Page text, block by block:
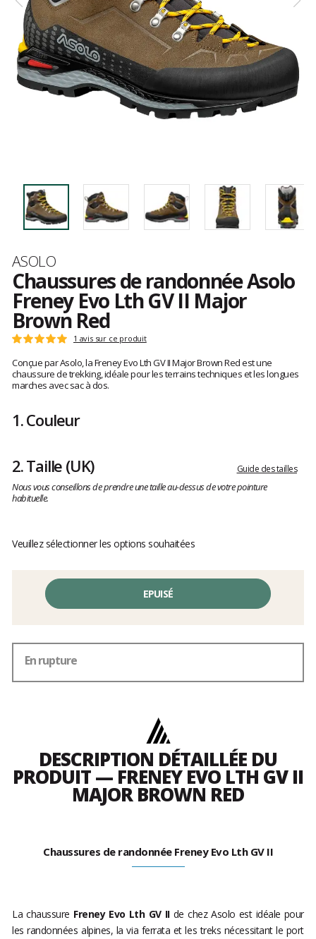
Marque
ASOLO
Chaussures de randonnée Asolo
Freney Evo Lth GV II Major
Brown Red
Les
clients
Note
5
sur
1 avis sur ce produit
Conçue par Asolo, la Freney Evo Lth GV II Major Brown Red est une
chaussure de trekking, idéale pour les terrains techniques et les longues
marches avec sac à dos.
1.Couleur
2.Taille (UK) Guide des tailles
Nous vous conseillons de prendre une taille au-dessus de votre pointure
habituelle.
Veuillez sélectionner les options souhaitées
EPUISÉ
En rupture
DESCRIPTION DÉTAILLÉE DU
PRODUIT — FRENEY EVO LTH GV II
MAJOR BROWN RED
Chaussures de randonnée Freney Evo Lth GV II
La chaussure Freney Evo Lth GV IIde chez Asolo est idéale pour
les randonnées alpines, la via ferrata et les treks nécessitant le port